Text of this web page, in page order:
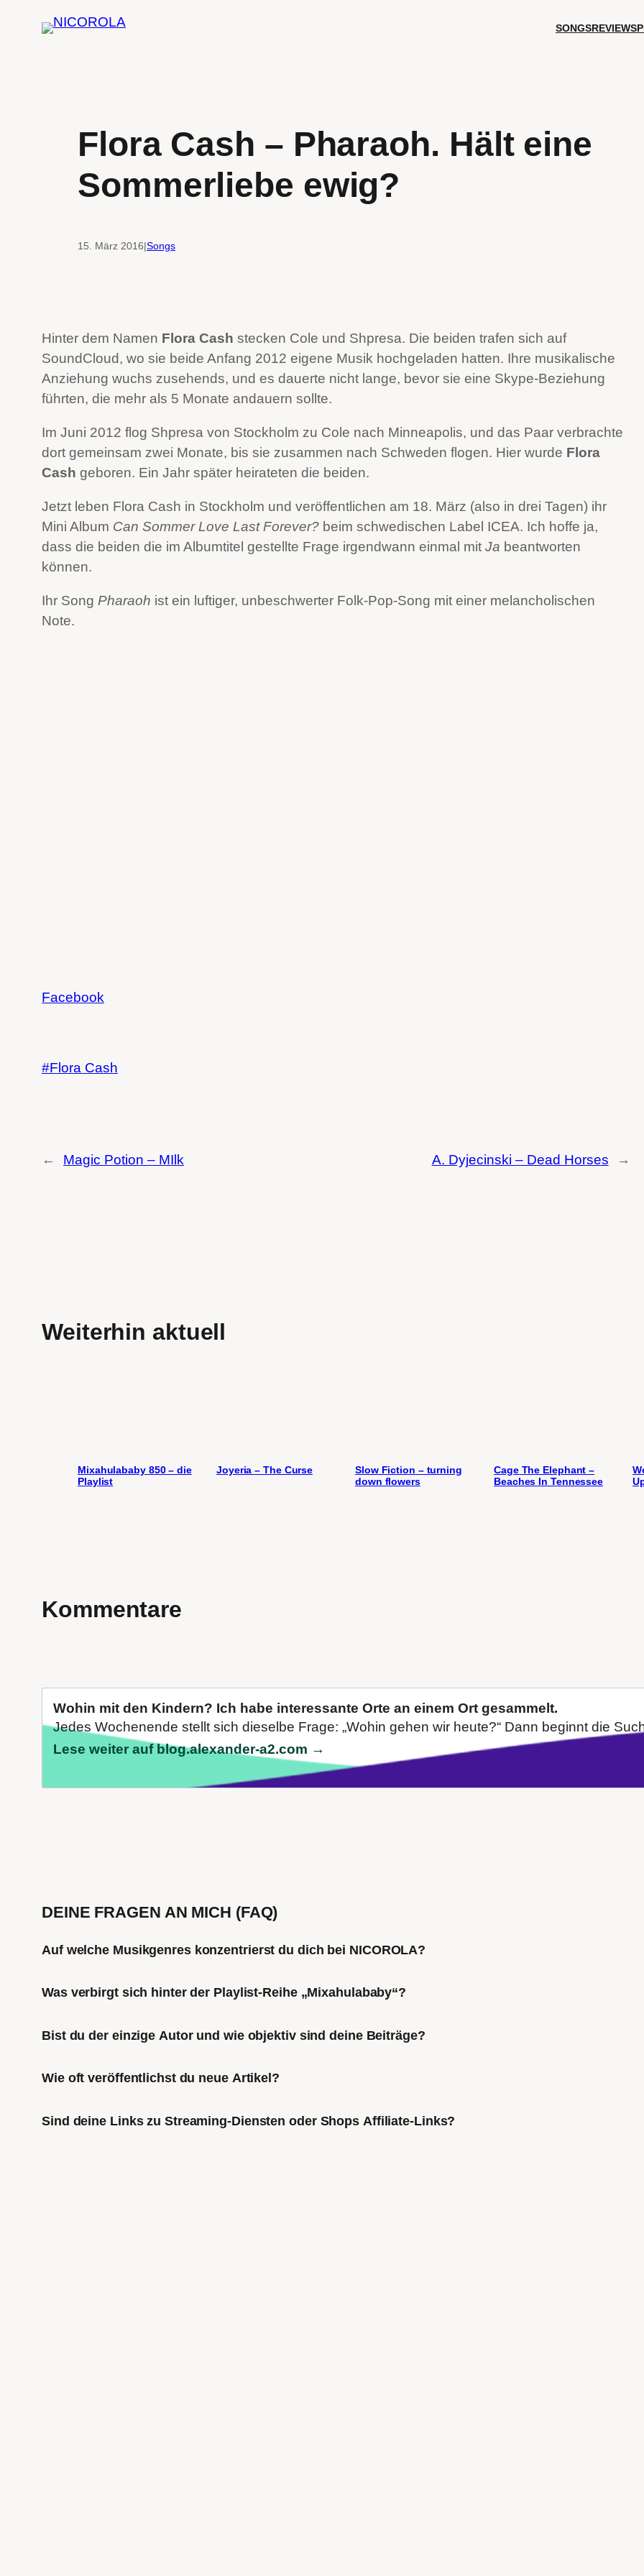
SONGSREVIEWS
Flora Cash – Pharaoh. Hält eine
Sommerliebe ewig?
15. März 2016|Songs
Hinter dem Namen Flora Cash stecken Cole und Shpresa. Die beiden trafen sich auf
SoundCloud, wo sie beide Anfang 2012 eigene Musik hochgeladen hatten. Ihre musikalische
Anziehung wuchs zusehends, und es dauerte nicht lange, bevor sie eine Skype-Beziehung
führten, die mehr als 5 Monate andauern sollte.
Im Juni 2012 flog Shpresa von Stockholm zu Cole nach Minneapolis, und das Paar verbrachte
dort gemeinsam zwei Monate, bis sie zusammen nach Schweden flogen. Hier wurde Flora
Cash geboren. Ein Jahr später heirateten die beiden.
Jetzt leben Flora Cash in Stockholm und veröffentlichen am 18. März (also in drei Tagen) ihr
Mini Album Can Sommer Love Last Forever? beim schwedischen Label ICEA. Ich hoffe ja,
dass die beiden die im Albumtitel gestellte Frage irgendwann einmal mit Ja beantworten
können.
Ihr Song Pharaoh ist ein luftiger, unbeschwerter Folk-Pop-Song mit einer melancholischen
Note.
Facebook
Flora Cash
← Magic Potion – MIlk A. Dyjecinski – Dead Horses →
Weiterhin aktuell
Mixahulababy 850 – die
Playlist
Joyeria – The Curse
Slow Fiction – turning
down flowers
Cage The Elephant –
Beaches In Tennessee
Kommentare
Wohin mit den Kindern? Ich habe interessante Orte an einem Ort gesammelt.
Jedes Wochenende stellt sich dieselbe Frage: „Wohin gehen wir heute?“ Dann beginnt die
Lese weiter auf blog.alexander-a2.com →
DEINE FRAGEN AN MICH (FAQ)
Auf welche Musikgenres konzentrierst du dich bei NICOROLA?
Was verbirgt sich hinter der Playlist-Reihe „Mixahulababy“?
Bist du der einzige Autor und wie objektiv sind deine Beiträge?
Wie oft veröffentlichst du neue Artikel?
Sind deine Links zu Streaming-Diensten oder Shops Affiliate-Links?